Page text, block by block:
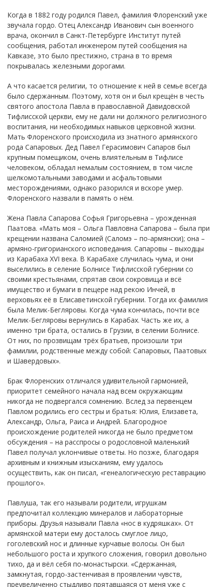
Когда в 1882 году родился Павел, фамилия Флоренский уже
звучала гордо. Отец Александр Иванович сын военного
врача, окончил в Санкт-Петербурге Институт путей
сообщения, работал инженером путей сообщения на
Кавказе, это было престижно, страна в то время
покрывалась железными дорогами.
А что касается религии, то отношение к ней в семье всегда
было сдержанным. Поэтому, хотя он и был крещён в честь
святого апостола Павла в православной Давидовской
Тифлисской церкви, ему не дали ни должного религиозного
воспитания, ни необходимых навыков церковной жизни.
Мать Флоренского происходила из знатного армянского
рода Сапаровых. Дед Павел Герасимович Сапаров был
крупным помещиком, очень влиятельным в Тифлисе
человеком, обладал немалым состоянием, в том числе
шелкомотальными заводами и асфальтовыми
месторождениями, однако разорился и вскоре умер.
Флоренского назвали в память о нём.
Жена Павла Сапарова Софья Григорьевна – урожденная
Паатова. «Мать моя – Ольга Павловна Сапарова – была при
крещении названа Саломией (Саломэ – по-армянски); она –
армяно-григорианского исповедания. Сапаровы – выходцы
из Карабаха XVI века. В Карабахе случилась чума, и они
выселились в селение Болнисе Тифлисской губернии со
своими крестьянами, спрятав свои сокровища и всё
имущество и бумаги в пещере над рекою Инчей, в
верховьях её в Елисаветинской губернии. Тогда их фамилия
была Мелик-Бегляровы. Когда чума кончилась, почти все
Мелик-Бегляровы вернулись в Карабах. Часть же их, а
именно три брата, остались в Грузии, в селении Болнисе.
От них, по прозвищам трёх братьев, произошли три
фамилии, родственные между собой: Сапаровых, Паатовых
и Шавердовых».
Брак Флоренских отличался удивительной гармонией,
приоритет семейного начала над всем окружающим
никогда не подвергался сомнению. Вслед за первенцем
Павлом родились его сестры и братья: Юлия, Елизавета,
Александр, Ольга, Раиса и Андрей. Благородное
происхождение родителей никогда не было предметом
обсуждения – на расспросы о родословной маленький
Павел получал уклончивые ответы. Но позже, благодаря
архивным и книжным изысканиям, ему удалось
осуществить, как он писал, «генеалогическую реставрацию
прошлого».
Павлуша, так его называли родители, игрушкам
предпочитал коллекцию минералов и лабораторные
приборы. Друзья называли Павла «нос в кудряшках». От
армянской матери ему досталось смуглое лицо,
гоголевский нос и длинные курчавые волосы. Он был
небольшого роста и хрупкого сложения, говорил довольно
тихо, да и вёл себя по-монастырски. «Сдержанная,
замкнутая, гордо-застенчивая в проявлении чувств,
преувеличенно стыдливо прятавшаяся от меня уже с